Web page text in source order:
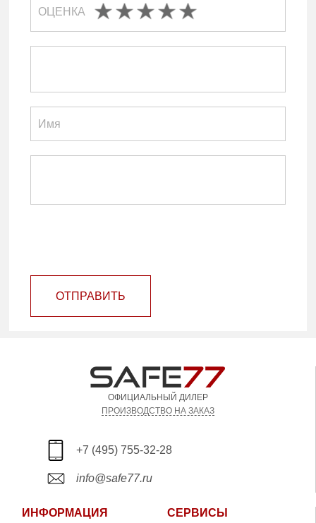
ОЦЕНКА
ОТПРАВИТЬ
ОФИЦИАЛЬНЫЙ ДИЛЕР
ПРОИЗВОДСТВО НА ЗАКАЗ
+7 (495) 755-32-28
info@safe77.ru
ИНФОРМАЦИЯ СЕРВИСЫ